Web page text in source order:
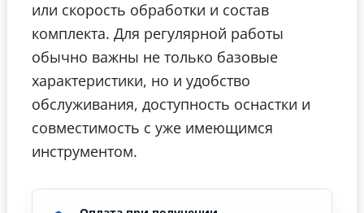
или скорость обработки и состав
комплекта. Для регулярной работы
обычно важны не только базовые
характеристики, но и удобство
обслуживания, доступность оснастки и
совместимость с уже имеющимся
инструментом.